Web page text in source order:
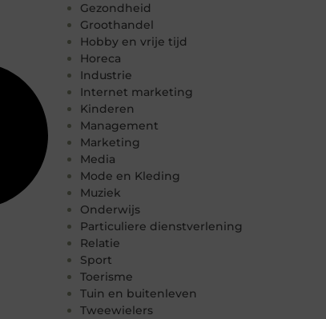
Gezondheid
Groothandel
Hobby en vrije tijd
Horeca
Industrie
Internet marketing
Kinderen
Management
Marketing
Media
Mode en Kleding
Muziek
Onderwijs
Particuliere dienstverlening
Relatie
Sport
Toerisme
Tuin en buitenleven
Tweewielers